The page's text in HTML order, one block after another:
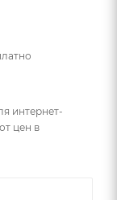
интернет-
цен в